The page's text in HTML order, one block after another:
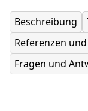
Beschreibung
Referenzen
Fragen und